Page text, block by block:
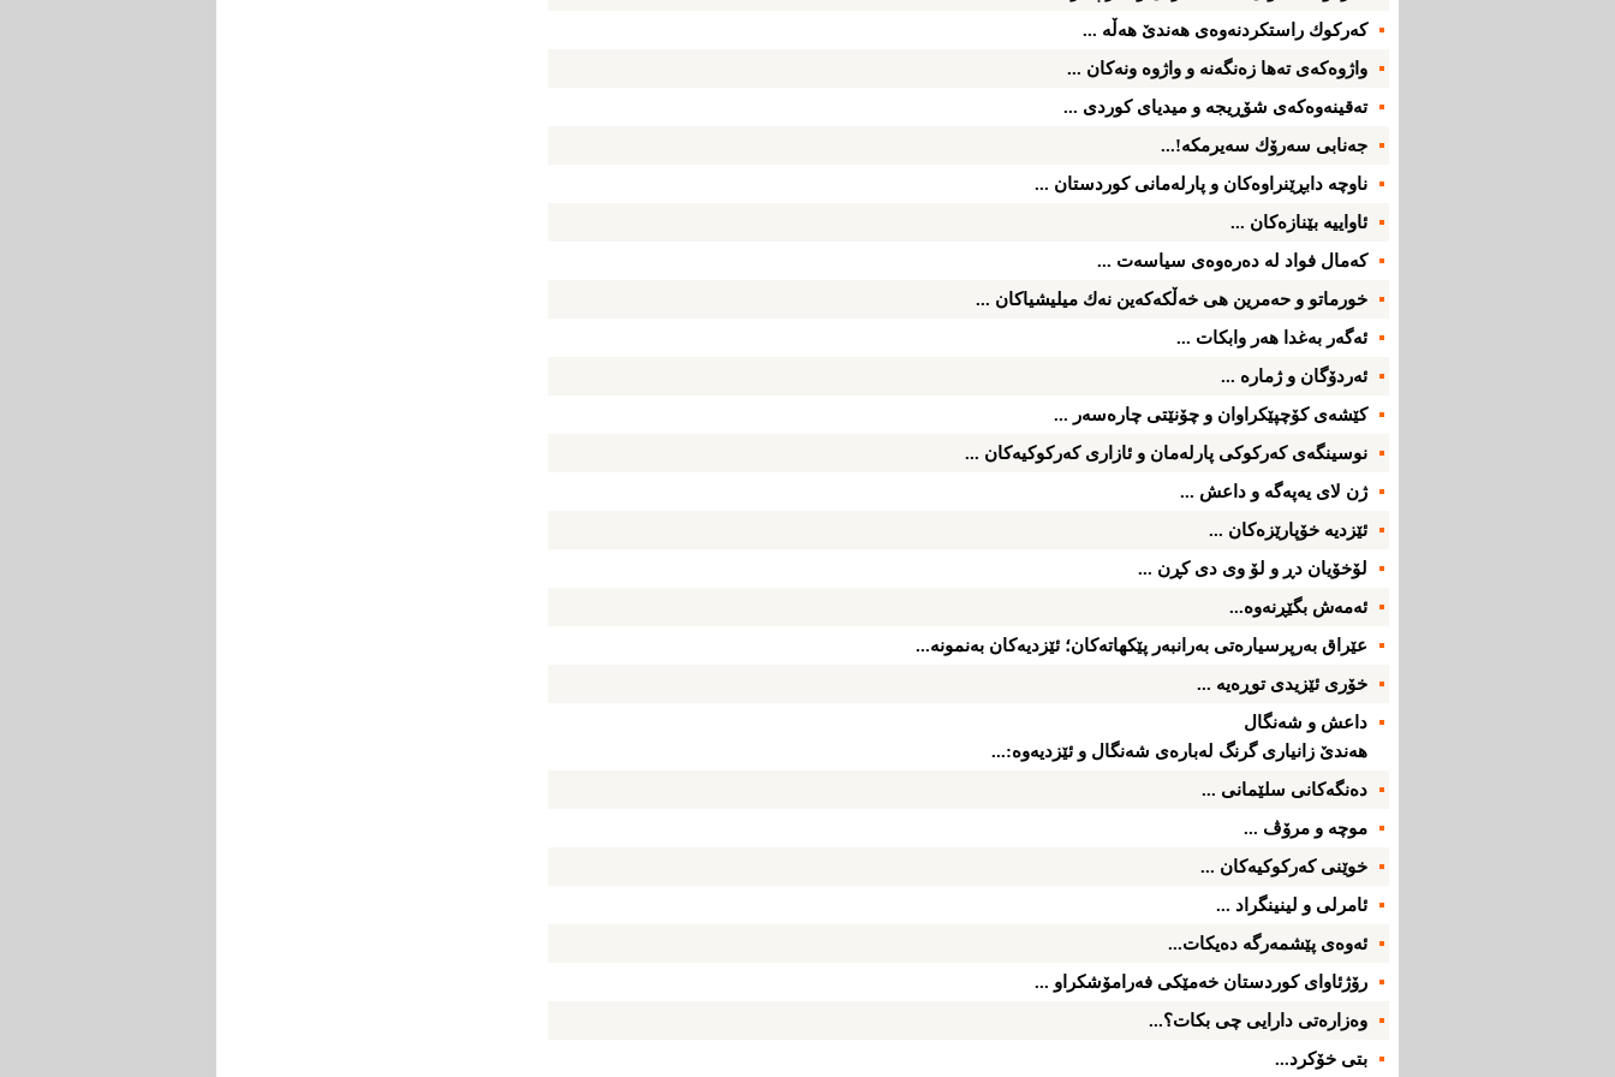
كه‌ركوك راستكردنه‌وه‌ی‌ هه‌ندێ‌ هه‌ڵه‌ ...
واژوه‌كه‌ی ته‌ها زه‌نگه‌نه‌ و واژوه‌ ونه‌كان ...
ته‌قینه‌وه‌كه‌ی‌ شۆڕیجه ‌و میدیای‌ كوردی‌ ...
جه‌نابی سه‌رۆك سه‌یرمكه‌!...
ناوچه‌ دابڕێنراوه‌كان و پارله‌مانی‌ كوردستان ...
ئاواییه‌ بێنازه‌كان ...
كه‌مال فواد له‌ ده‌ره‌وه‌ی‌ سیاسه‌ت ...
خورماتو و حه‌مرین هی‌ خه‌ڵكه‌كه‌ین نه‌ك میلیشیاكان ...
ئه‌گه‌ر به‌غدا هه‌ر وابكات ...
ئه‌ردۆگان و ژماره‌ ...
كێشه‌ی‌ كۆچپێكراوان و چۆنێتی‌ چاره‌سه‌ر ...
نوسینگه‌ی‌ كه‌ركوكی‌ پارله‌مان و ئازاری‌ كه‌ركوكیه‌كان ...
ژن لای‌ یه‌په‌گه‌ و داعش ...
ئێزدیه‌ خۆپارێزه‌كان ...
لۆخۆیان دڕ و لۆ وی‌ دی‌ كڕن ...
ئه‌مه‌ش بگێڕنه‌وه‌...
عێراق به‌رپرسیاره‌تی‌ به‌رانبه‌ر پێكهاته‌كان؛ ئێزدیه‌كان به‌نمونه‌...
خۆری‌ ئێزیدی‌ توڕه‌یه‌ ...
داعش و شه‌نگال
هه‌ندێ‌ زانیاری‌ گرنگ له‌باره‌ی‌ شه‌نگال و ئێزدیه‌وه‌:...
ده‌نگه‌كانی‌ سلێمانی‌ ...
موچه‌ و مرۆڤ ...
خوێنی‌ كه‌ركوكیه‌كان ...
ئامرلی‌ و لینینگراد ...
ئه‌وه‌ی‌ پێشمه‌رگه‌ ده‌یكات...
رۆژئاوای‌ كوردستان خه‌مێكی‌ فه‌رامۆشكراو ...
وه‌زاره‌تی‌ دارایی‌ چی‌ بكات؟...
بتی‌ خۆكرد...